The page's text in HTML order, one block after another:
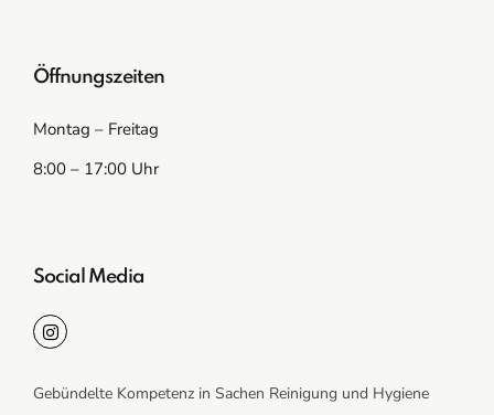
Öffnungszeiten
Montag – Freitag
8:00 – 17:00 Uhr
Social Media
Gebündelte Kompetenz in Sachen Reinigung und Hygiene